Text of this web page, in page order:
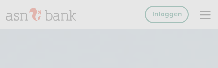
Inloggen